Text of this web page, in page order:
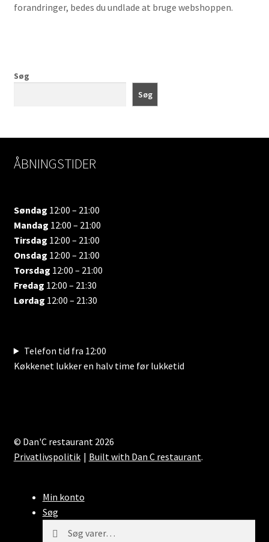
forandringer, bedes du undlade at bruge webshoppen.
Søg
Søg
ÅBNINGSTIDER
Søndag 12:00 – 21:00
Mandag 12:00 – 21:00
Tirsdag 12:00 – 21:00
Onsdag 12:00 – 21:00
Torsdag 12:00 – 21:00
Fredag 12:00 – 21:30
Lørdag 12:00 – 21:30
Telefon tid fra 12:00
Køkkenet lukker en halv time før lukketid
© Dan'C restaurant 2026
Privatlivspolitik
Built with Dan C restaurant.
Min konto
Søg